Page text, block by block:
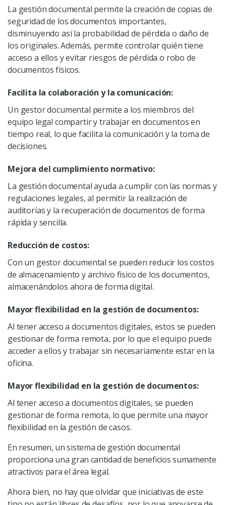
La gestión documental permite la creación de copias de
seguridad de los documentos importantes,
disminuyendo así la probabilidad de pérdida o daño de
los originales. Además, permite controlar quién tiene
acceso a ellos y evitar riesgos de pérdida o robo de
documentos físicos.
Facilita la colaboración y la comunicación:
Un gestor documental permite a los miembros del
equipo legal compartir y trabajar en documentos en
tiempo real, lo que facilita la comunicación y la toma de
decisiones.
Mejora del cumplimiento normativo:
La gestión documental ayuda a cumplir con las normas y
regulaciones legales, al permitir la realización de
auditorías y la recuperación de documentos de forma
rápida y sencilla.
Reducción de costos:
Con un gestor documental se pueden reducir los costos
de almacenamiento y archivo físico de los documentos,
almacenándolos ahora de forma digital.
Mayor flexibilidad en la gestión de documentos:
Al tener acceso a documentos digitales, estos se pueden
gestionar de forma remota, por lo que el equipo puede
acceder a ellos y trabajar sin necesariamente estar en la
oficina.
Mayor flexibilidad en la gestión de documentos:
Al tener acceso a documentos digitales, se pueden
gestionar de forma remota, lo que permite una mayor
flexibilidad en la gestión de casos.
En resumen, un sistema de gestión documental
proporciona una gran cantidad de beneficios sumamente
atractivos para el área legal.
Ahora bien, no hay que olvidar que iniciativas de este